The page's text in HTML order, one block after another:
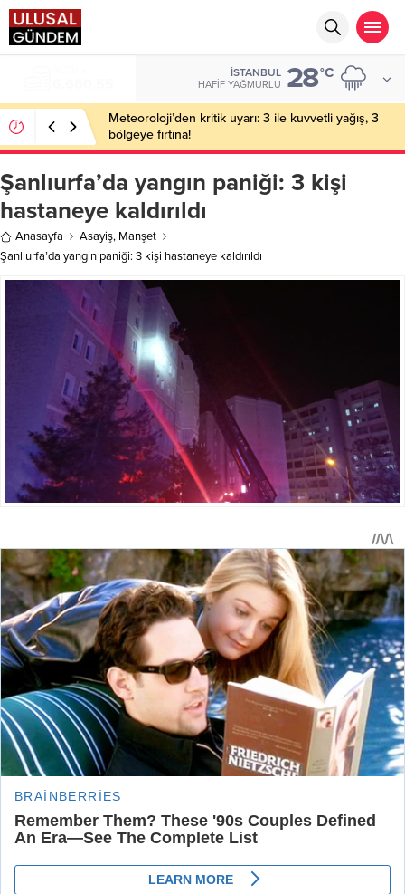
İSTANBUL
HAFIF YAĞMURLU 28°C
Meteoroloji’den kritik uyarı: 3 ile kuvvetli yağış, 3
bölgeye fırtına!
Şanlıurfa’da yangın paniği: 3 kişi
hastaneye kaldırıldı
Anasayfa Asayiş, Manşet
Şanlıurfa’da yangın paniği: 3 kişi hastaneye kaldırıldı